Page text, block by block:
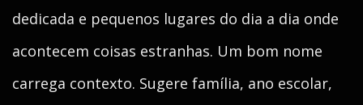
dedicada e pequenos lugares do dia a dia onde
acontecem coisas estranhas. Um bom nome
carrega contexto. Sugere família, ano escolar,